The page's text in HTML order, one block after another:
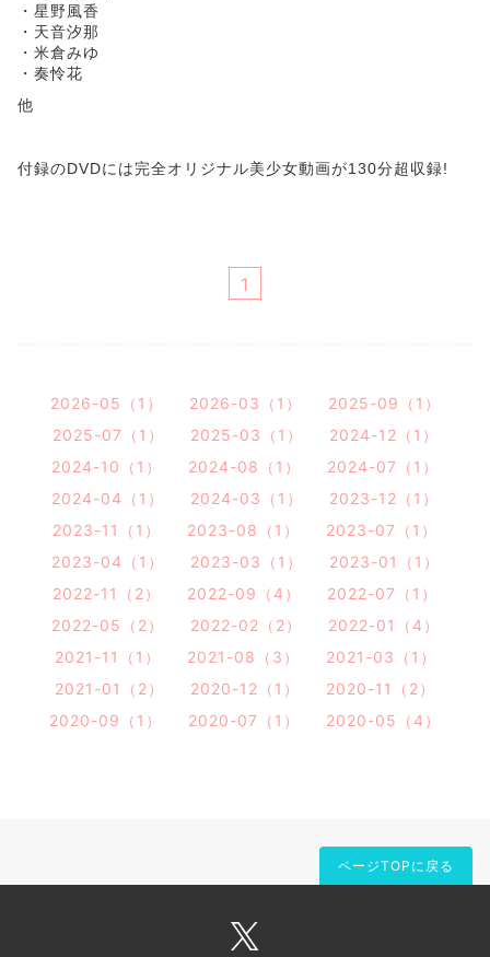
・星野風香
・天音汐那
・米倉みゆ
・奏怜花
他
付録のDVDには完全オリジナル美少女動画が130分超収録!
1
2026-05（1） 2026-03（1）
2025-09（1）
2025-07（1）
2025-03（1）
2024-12（1）
2024-10（1）
2024-08（1）
2024-07（1）
2024-04（1）
2024-03（1）
2023-12（1）
2023-11（1）
2023-08（1）
2023-07（1）
2023-04（1）
2023-03（1）
2023-01（1）
2022-11（2）
2022-09（4）
2022-07（1）
2022-05（2）
2022-02（2）
2022-01（4）
2021-11（1）
2021-08（3）
2021-03（1）
2021-01（2）
2020-12（1）
2020-11（2）
2020-09（1）
2020-07（1） 2020-05（4）
ページTOPに戻る